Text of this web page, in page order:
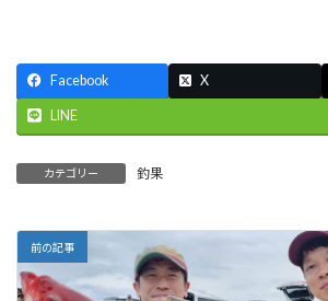
Facebook X
LINE
カテゴリー 釣果
前の記事